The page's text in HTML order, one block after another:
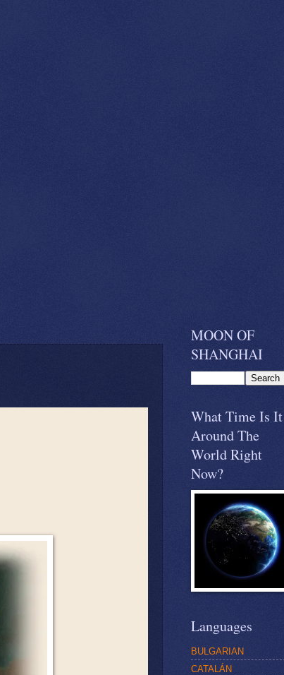
MOON OF
SHANGHAI
What Time Is It
Around The
World Right
Now?
Languages
BULGARIAN
CATALÁN